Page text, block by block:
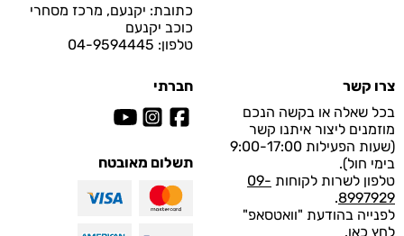
כתובת: יקנעם, מרכז מסחרי
כוכב יקנעם
טלפון: 04-9594445
צרו קשר
בכל שאלה או בקשה הנכם
מוזמנים ליצור איתנו קשר
(שעות הפעילות 9:00-17:00
בימי חול).
טלפון לשרות לקוחות 09-
8997929
.
לפנייה בהודעת "וואטסאפ"
לחץ כאן.
חברתי
תשלום מאובטח